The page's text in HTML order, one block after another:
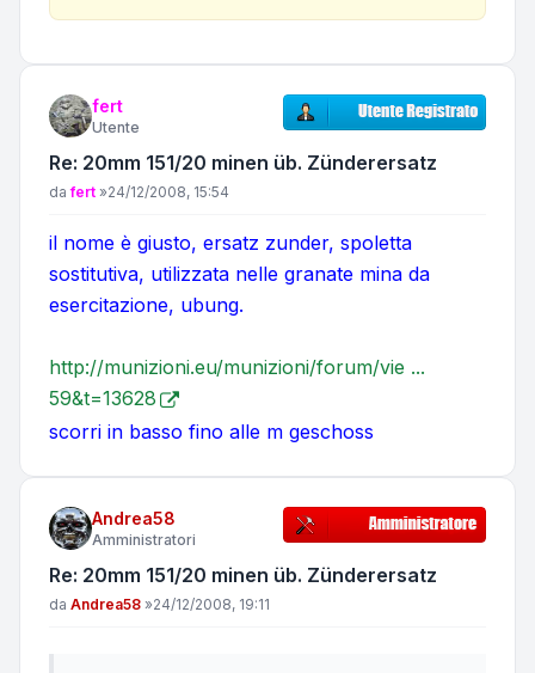
fert
Utente
Re: 20mm 151/20 minen üb. Zünderersatz
Messaggio
dafert »24/12/2008, 15:54
il nome è giusto, ersatz zunder, spoletta
sostitutiva, utilizzata nelle granate mina da
esercitazione, ubung.
http://munizioni.eu/munizioni/forum/vie ...
59&t=13628
scorri in basso fino alle m geschoss
Andrea58
Amministratori
Re: 20mm 151/20 minen üb. Zünderersatz
Messaggio
da Andrea58 »24/12/2008, 19:11